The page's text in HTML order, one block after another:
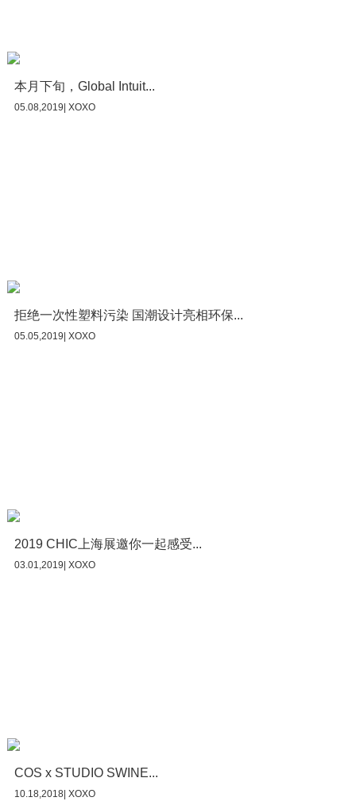
本月下旬，Global Intuit...
05.08,2019| XOXO
拒绝一次性塑料污染 国潮设计亮相环保...
05.05,2019| XOXO
2019 CHIC上海展邀你一起感受...
03.01,2019| XOXO
COS x STUDIO SWINE...
10.18,2018| XOXO